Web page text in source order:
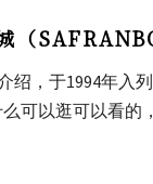
（
绍，于1994年入
可以逛可以看